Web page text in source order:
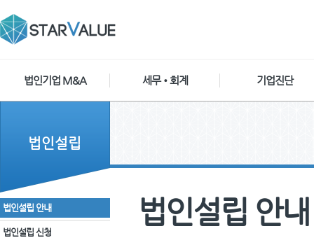
법인기업 M&A 세무•회계 기업진단
법인설립
법인설립 안내
법인설립 신청
법인설립 안내